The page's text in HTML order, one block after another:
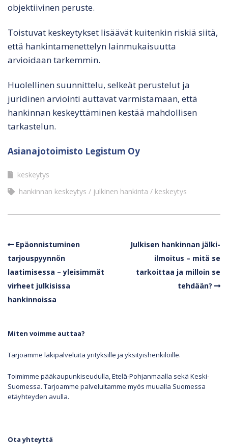
objektiivinen peruste.
Toistuvat keskeytykset lisäävät kuitenkin riskiä siitä,
että hankintamenettelyn lainmukaisuutta
arvioidaan tarkemmin.
Huolellinen suunnittelu, selkeät perustelut ja
juridinen arviointi auttavat varmistamaan, että
hankinnan keskeyttäminen kestää mahdollisen
tarkastelun.
Asianajotoimisto Legistum Oy
keskeytys
hankinnan keskeytys
julkinen hankinta keskeytys
Epäonnistuminen
tarjouspyynnön
laatimisessa – yleisimmät
virheet julkisissa
hankinnoissa
Julkisen hankinnan jälki-
ilmoitus – mitä se
tarkoittaa ja milloin se
tehdään?
Miten voimme auttaa?
Tarjoamme lakipalveluita yrityksille ja yksityishenkilöille.
Toimimme pääkaupunkiseudulla, Etelä-Pohjanmaalla sekä Keski-
Suomessa. Tarjoamme palveluitamme myös muualla Suomessa
etäyhteyden avulla.
Ota yhteyttä